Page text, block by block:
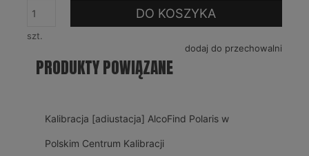
szt.
DO KOSZYKA
dodaj do przechowalni
PRODUKTY POWIĄZANE
Kalibracja [adiustacja] AlcoFind Polaris w
Polskim Centrum Kalibracji